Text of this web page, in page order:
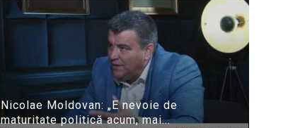
Nicolae Moldovan: „E nevoie de
maturitate politică acum, mai...